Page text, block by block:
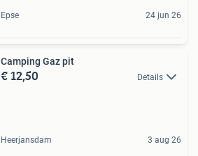
Epse 24 jun 26
Camping Gaz pit
€ 12,50 Details
Heerjansdam 3 aug 26